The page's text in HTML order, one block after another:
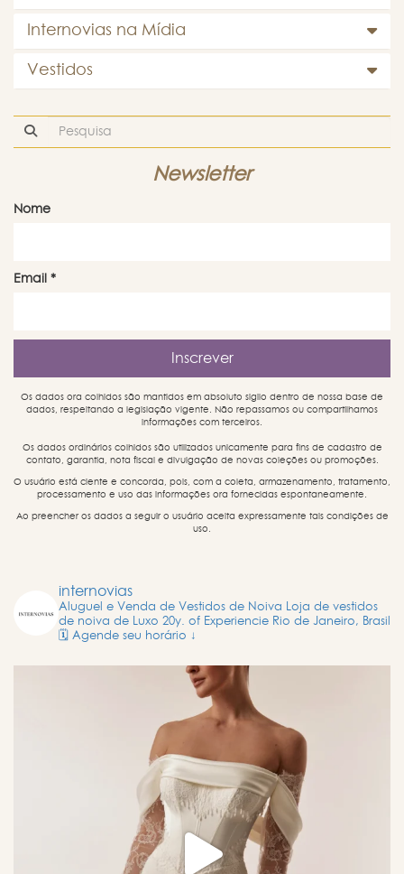
Internovias na Mídia
Vestidos
Newsletter
Nome
Email *
Os dados ora colhidos são mantidos em absoluto sigilo dentro de nossa base de
dados, respeitando a legislação vigente. Não repassamos ou compartilhamos
informações com terceiros.
Os dados ordinários colhidos são utilizados unicamente para fins de cadastro de
contato, garantia, nota fiscal e divulgação de novas coleções ou promoções.
O usuário está ciente e concorda, pois, com a coleta, armazenamento, tratamento,
processamento e uso das informações ora fornecidas espontaneamente.
Ao preencher os dados a seguir o usuário aceita expressamente tais condições de
uso.
internovias
Aluguel e Venda de Vestidos de Noiva Loja de vestidos
de noiva de Luxo 20y. of Experiencie Rio de Janeiro, Brasil
🗓️ Agende seu horário ↓